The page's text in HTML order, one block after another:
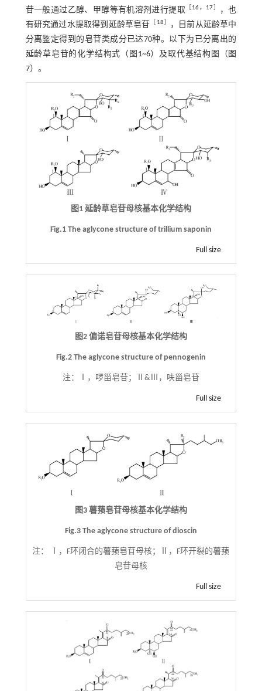
苷一般通过乙醇、甲醇等有机溶剂进行提取
16， 17
，也
有研究通过水提取得到延龄草皂苷
18
，目前从延龄草中
分离鉴定得到的皂苷类成分已达70种。以下为已分离出的
延龄草皂苷的化学结构式（图 1~6）及取代基结构图（ 图
7）。
图1 延龄草皂苷母核基本化学结构
Fig.1 The aglycone structure of trillium saponin
Full size
图2 偏诺皂苷母核基本化学结构
Fig.2 The aglycone structure of pennogenin
注： Ⅰ，啰甾皂苷；Ⅱ&Ⅲ，呋甾皂苷
Full size
图3 薯蓣皂苷母核基本化学结构
Fig.3 The aglycone structure of dioscin
注：
Ⅰ，F环闭合的薯蓣皂苷母核；Ⅱ，F环开裂的薯蓣
皂苷母核
Full size